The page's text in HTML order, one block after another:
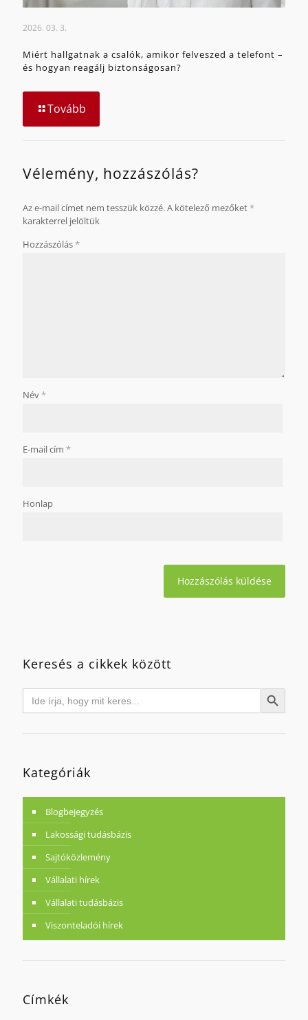
2026. 03. 3.
Miért hallgatnak a csalók, amikor felveszed a telefont –
és hogyan reagálj biztonságosan?
Tovább
Vélemény, hozzászólás?
Az e-mail címet nem tesszük közzé.A kötelező mezőket*
karakterrel jelöltük
Hozzászólás*
Név*
E-mail cím *
Honlap
Keresés a cikkek között
Search
for: Search Button
Kategóriák
Blogbejegyzés
Lakossági tudásbázis
Sajtóközlemény
Vállalati hírek
Vállalati tudásbázis
Viszonteladói hírek
Címkék